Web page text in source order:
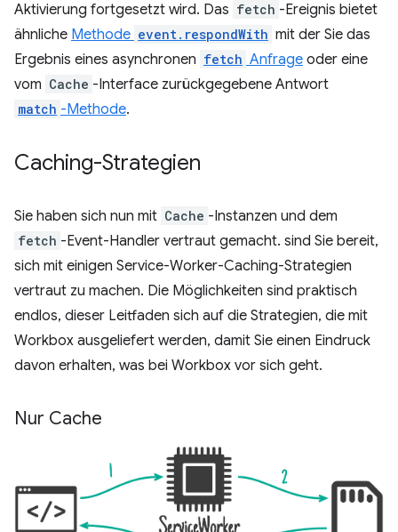
Aktivierung fortgesetzt wird. Das fetch -Ereignis bietet
ähnliche Methode event.respondWith mit der Sie das
Ergebnis eines asynchronen fetch Anfrage oder eine
vom Cache -Interface zurückgegebene Antwort
match -Methode.
Caching-Strategien
Sie haben sich nun mit Cache -Instanzen und dem
fetch -Event-Handler vertraut gemacht. sind Sie bereit,
sich mit einigen Service-Worker-Caching-Strategien
vertraut zu machen. Die Möglichkeiten sind praktisch
endlos, dieser Leitfaden sich auf die Strategien, die mit
Workbox ausgeliefert werden, damit Sie einen Eindruck
davon erhalten, was bei Workbox vor sich geht.
Nur Cache